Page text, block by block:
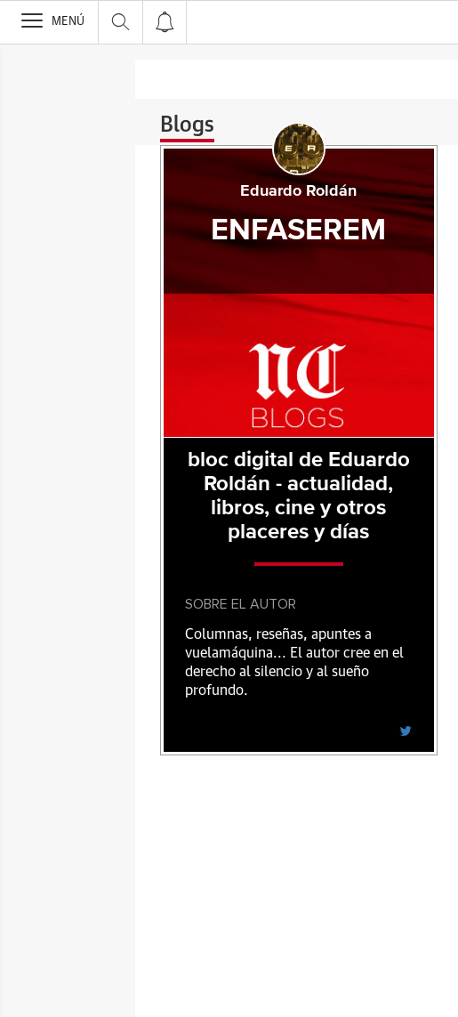
>
MENÚ
Blogs
Eduardo Roldán
ENFASEREM
bloc digital de Eduardo
Roldán - actualidad,
libros, cine y otros
placeres y días
SOBRE EL AUTOR
Columnas, reseñas, apuntes a
vuelamáquina... El autor cree en el
derecho al silencio y al sueño
profundo.